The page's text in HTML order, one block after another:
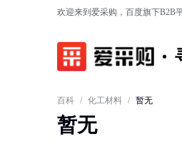
欢迎来到爱采购，百度旗下B2B
百科 / 化工材料 / 暂无
暂无